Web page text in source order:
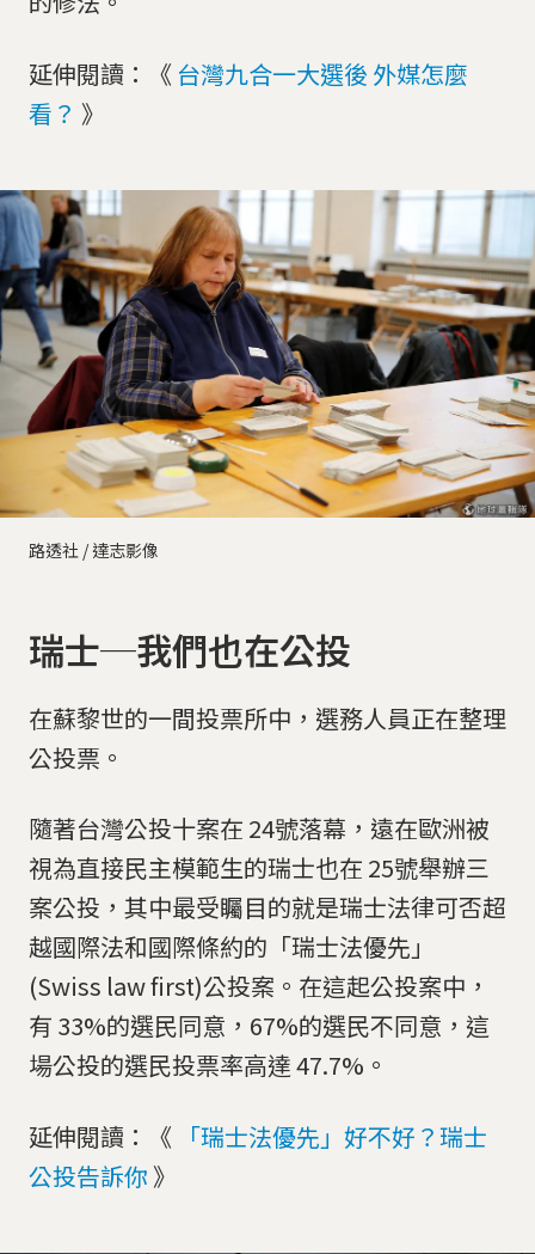
延伸閱讀：《 台灣九合一大選後 外媒怎麼
看？ 》
路透社 / 達志影像
瑞士─我們也在公投
在蘇黎世的一間投票所中，選務人員正在整理
公投票。
隨著台灣公投十案在 24號落幕，遠在歐洲被
視為直接民主模範生的瑞士也在 25號舉辦三
案公投，其中最受矚目的就是瑞士法律可否超
越國際法和國際條約的「瑞士法優先」
(Swiss law first)公投案。在這起公投案中，
有 33%的選民同意，67%的選民不同意，這
場公投的選民投票率高達 47.7%。
延伸閱讀：《
「瑞士法優先」好不好？瑞士
公投告訴你 》